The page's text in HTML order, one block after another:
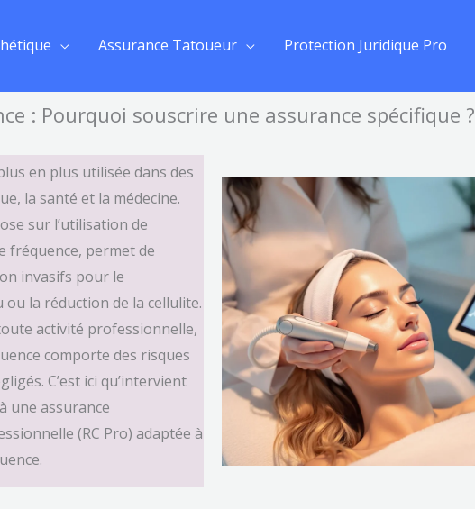
Assurance Tatoueur Protection Juridique Pro
: Pourquoi souscrire une assurance spécifique ?
en plus utilisée dans des
la santé et la médecine.
sur l’utilisation de
fréquence, permet de
invasifs pour le
la réduction de la cellulite.
activité professionnelle,
comporte des risques
C’est ici qu’intervient
une assurance
(RC Pro) adaptée à